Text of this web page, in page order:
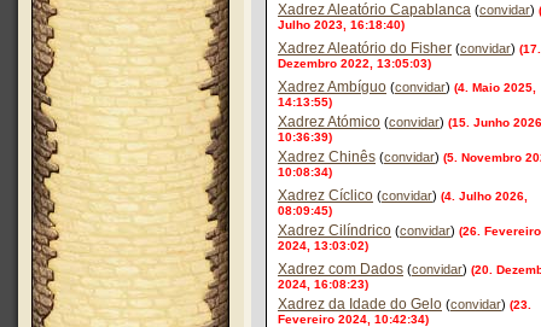
Xadrez Aleatório Capablanca (convidar)
Julho 2023, 16:18:40)
Xadrez Aleatório do Fisher (convidar) (17.
Dezembro 2022, 13:05:03)
Xadrez Ambíguo (convidar) (4. Maio 2025,
14:13:55)
Xadrez Atómico (convidar) (15. Junho
10:36:39)
Xadrez Chinês (convidar) (5. Novembro
10:08:34)
Xadrez Cíclico (convidar) (4. Julho 2026,
08:09:45)
Xadrez Cilíndrico (convidar) (26. Fevereiro
2024, 13:03:02)
Xadrez com Dados (convidar) (20.
2024, 16:08:23)
Xadrez da Idade do Gelo (convidar) (23.
Fevereiro 2024, 10:42:34)